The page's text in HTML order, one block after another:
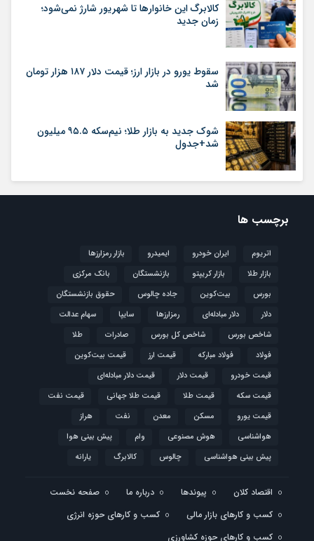
کالابرگ این خانوارها تا شهریور شارژ نمی‌شود؛
زمان جدید
سقوط یورو در بازار ارز؛ قیمت دلار ۱۸۷ هزار تومان
شد
شوک جدید به بازار طلا؛ نیم‌سکه ۹۵.۵ میلیون
شد+جدول
برچسب ها
اتریوم ایران خودرو ایمیدرو
بازار رمزارزها
بازار طلا
بازار کریپتو بازنشستگان
بانک مرکزی
بورس
بیت‌کوین جاده چالوس
حقوق بازنشستگان
دلار
دلار مبادله‌ای رمزارزها سایپا
سهام عدالت
شاخص بورس
شاخص کل بورس صادرات
طلا
فولاد
فولاد مبارکه قیمت ارز
قیمت بیت‌کوین
قیمت خودرو
قیمت دلار
قیمت دلار مبادله‌ای
قیمت سکه
قیمت طلا قیمت طلا جهانی
قیمت نفت
قیمت یورو
مسکن معدن نفت
هراز
هواشناسی
هوش مصنوعی وام
پیش بینی هوا
پیش بینی هواشناسی
چالوس کالابرگ یارانه
اقتصاد کلان پیوندها درباره ما
صفحه نخست
کسب و کارهای بازار مالی
کسب و کارهای حوزه انرژی
کسب و کارهای حوزه کشاورزی